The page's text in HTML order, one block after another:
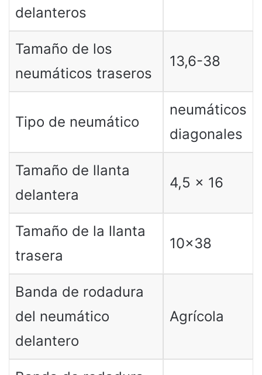
delanteros
Tamaño de los
neumáticos traseros
13,6-38
Tipo de neumático
neumáticos
diagonales
Tamaño de llanta
delantera
4,5 x 16
Tamaño de la llanta
trasera
10×38
Banda de rodadura
del neumático
delantero
Agrícola